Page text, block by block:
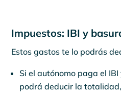
Impuestos: IBI y
Estos gastos te lo podrás
Si el autónomo paga el
podrá deducir la